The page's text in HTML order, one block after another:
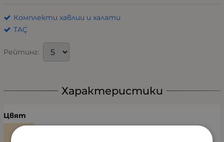
Комплекти хавлии и халати
TAÇ
Рейтинг:
Характеристики
Цвят